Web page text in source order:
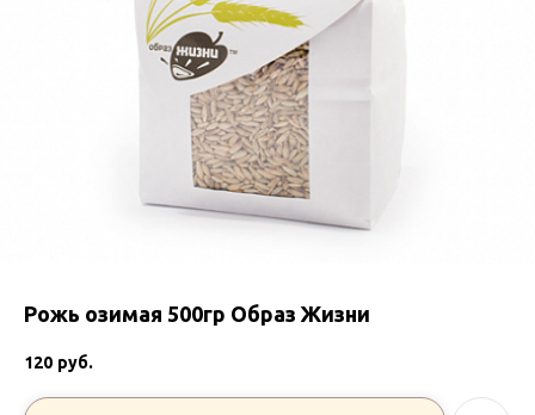
Рожь озимая 500гр Образ Жизни
120 руб.